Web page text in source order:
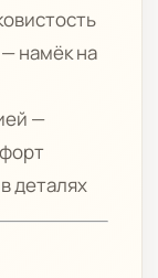
намёк на
—
деталях